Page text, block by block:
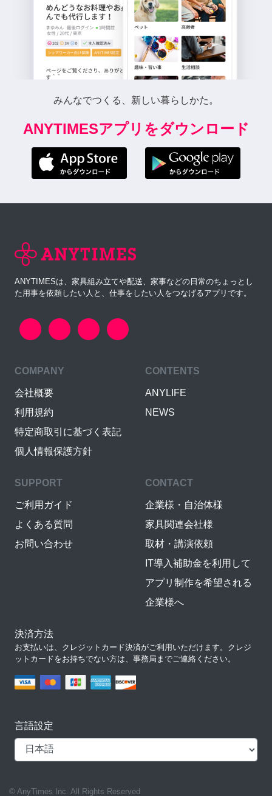
みんなでつくる、新しい暮らしかた。
ANYTIMESアプリをダウンロード
ANYTIMESは、家具組み立てや配送、家事などの日常のちょっとし
た用事を依頼したい人と、仕事をしたい人をつなげるアプリです。
COMPANY
会社概要
利用規約
特定商取引に基づく表記
個人情報保護方針
CONTENTS
ANYLIFE
NEWS
SUPPORT
ご利用ガイド
よくある質問
お問い合わせ
CONTACT
企業様・自治体様
家具関連会社様
取材・講演依頼
IT導入補助金を利用して
アプリ制作を希望される
企業様へ
決済方法
お支払いは、クレジットカード決済がご利用いただけます。クレジ
ットカードをお持ちでない方は、事務局までご連絡ください。
言語設定
© AnyTimes Inc. All Rights Reserved